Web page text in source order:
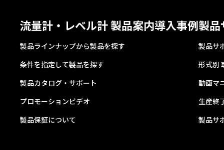
流量計・レベル計 製品案内
製品ラインナップから製品を探す
条件を指定して製品を探す
製品カタログ・サポート
プロモーションビデオ
製品保証について
導入事例製
製品サ
形式別
動画マ
生産終
製品サ